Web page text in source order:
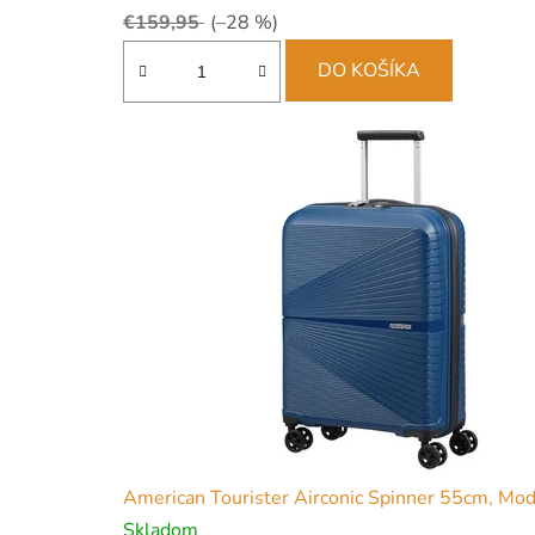
€159,95 (–28 %)
DO KOŠÍKA
American Tourister Airconic Spinner 55cm,